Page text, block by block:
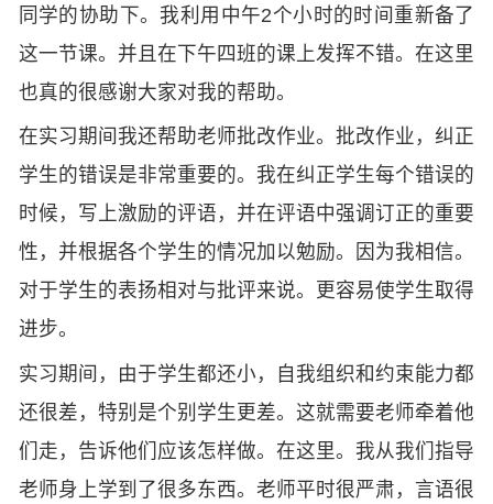
同学的协助下。我利用中午2个小时的时间重新备了
这一节课。并且在下午四班的课上发挥不错。在这里
也真的很感谢大家对我的帮助。
在实习期间我还帮助老师批改作业。批改作业，纠正
学生的错误是非常重要的。我在纠正学生每个错误的
时候，写上激励的评语，并在评语中强调订正的重要
性，并根据各个学生的情况加以勉励。因为我相信。
对于学生的表扬相对与批评来说。更容易使学生取得
进步。
实习期间，由于学生都还小，自我组织和约束能力都
还很差，特别是个别学生更差。这就需要老师牵着他
们走，告诉他们应该怎样做。在这里。我从我们指导
老师身上学到了很多东西。老师平时很严肃，言语很